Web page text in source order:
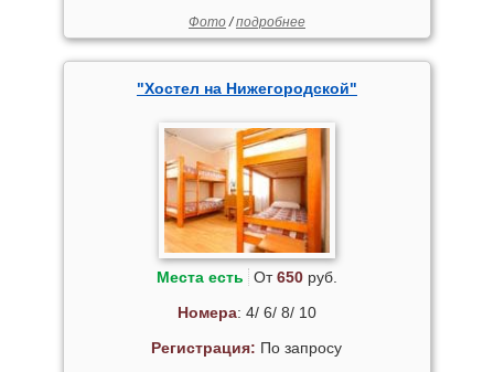
Фото/подробнее
"Хостел на Нижегородской"
Места есть От650руб.
Номера: 4/ 6/ 8/ 10
Регистрация: По запросу